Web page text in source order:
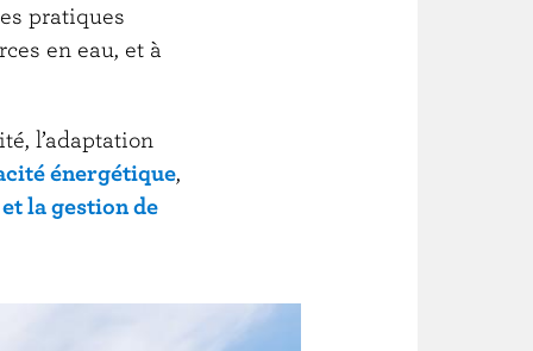
pratiques
en eau, et à
l’adaptation
énergétique,
la gestion de